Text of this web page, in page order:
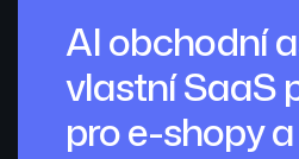
AI obchodní
vlastní SaaS
pro e-shopy